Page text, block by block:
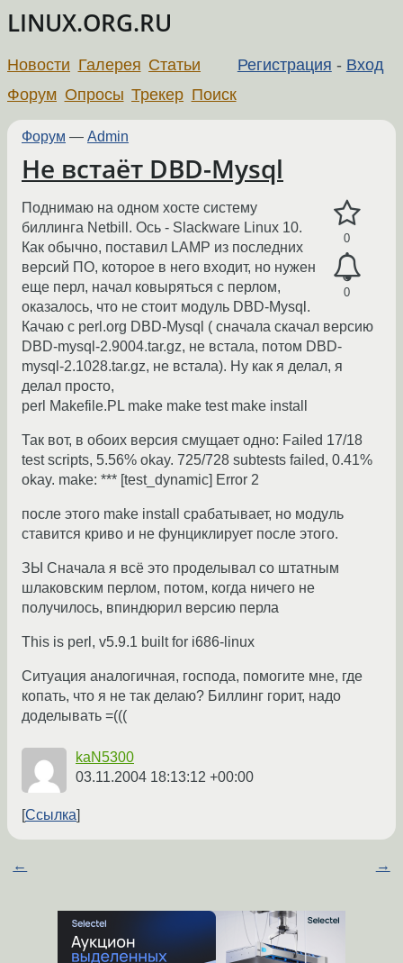
LINUX.ORG.RU
Регистрация - Вход
Новости Галерея Статьи
Форум Опросы Трекер Поиск
Форум — Admin
Не встаёт DBD-Mysql
0
0
Поднимаю на одном хосте систему
биллинга Netbill. Ось - Slackware Linux 10.
Как обычно, поставил LAMP из последних
версий ПО, которое в него входит, но нужен
еще перл, начал ковыряться с перлом,
оказалось, что не стоит модуль DBD-Mysql.
Качаю с perl.org DBD-Mysql ( сначала скачал версию
DBD-mysql-2.9004.tar.gz, не встала, потом DBD-
mysql-2.1028.tar.gz, не встала). Ну как я делал, я
делал просто,
perl Makefile.PL make make test make install
Так вот, в обоих версия смущает одно: Failed 17/18
test scripts, 5.56% okay. 725/728 subtests failed, 0.41%
okay. make: *** [test_dynamic] Error 2
после этого make install срабатывает, но модуль
ставится криво и не фунциклирует после этого.
ЗЫ Сначала я всё это проделывал со штатным
шлаковским перлом, потом, когда ничего не
получилось, впиндюрил версию перла
This is perl, v5.9.1 built for i686-linux
Ситуация аналогичная, господа, помогите мне, где
копать, что я не так делаю? Биллинг горит, надо
доделывать =(((
kaN5300
03.11.2004 18:13:12 +00:00
Ссылка
← →